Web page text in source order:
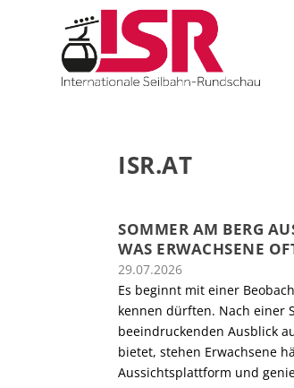
ISR.AT
SOMMER AM BERG
WAS ERWACHSENE
29.07.2026
Es beginnt mit einer
kennen dürften. Nach einer
beeindruckenden Ausblick
bietet, stehen Erwachsene
Aussichtsplattform und